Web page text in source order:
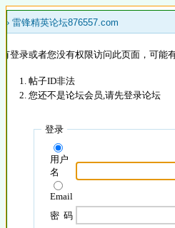
» 雷锋精英论坛876557.com
登录或者您没有权限访问此页面，可能
帖子ID非法
您还不是论坛会员,请先登录论坛
登录
用户
名
Email
密 码